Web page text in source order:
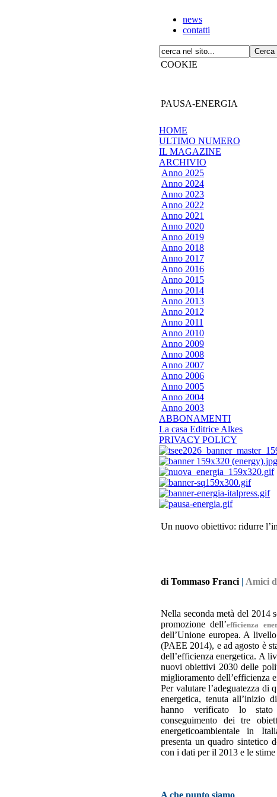
news
contatti
COOKIE
PAUSA-ENERGIA
HOME
ULTIMO NUMERO
IL MAGAZINE
ARCHIVIO
Anno 2025
Anno 2024
Anno 2023
Anno 2022
Anno 2021
Anno 2020
Anno 2019
Anno 2018
Anno 2017
Anno 2016
Anno 2015
Anno 2014
Anno 2013
Anno 2012
Anno 2011
Anno 2010
Anno 2009
Anno 2008
Anno 2007
Anno 2006
Anno 2005
Anno 2004
Anno 2003
ABBONAMENTI
La casa Editrice Alkes
PRIVACY POLICY
Un nuovo obiettivo: ridurre
di Tommaso Franci | Amici
Nella seconda metà del
promozione dell’efficienza
dell’Unione europea. A
(PAEE 2014), e ad agosto è
dell’efficienza energetica. A
nuovi obiettivi 2030 delle
miglioramento dell’efficienza
Per valutare l’adeguatezza di
energetica, tenuta all’inizio
hanno verificato lo
conseguimento dei tre
energeticoambientale in
presenta un quadro sintetico
con i dati per il 2013 e le
A che punto siamo